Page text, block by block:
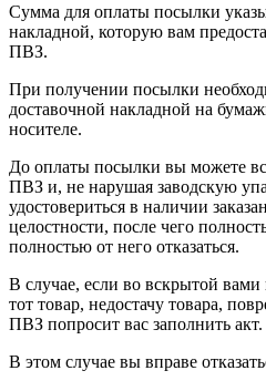
Сумма для оплаты посылки
накладной, которую вам
ПВЗ.
При получении посылки
доставочной накладной на
носителе.
До оплаты посылки вы можете
ПВЗ и, не нарушая заводскую
удостовериться в наличии
целостности, после чего
полностью от него отказаться.
В случае, если во вскрытой
тот товар, недостачу товара,
ПВЗ попросит вас заполнить акт.
В этом случае вы вправе